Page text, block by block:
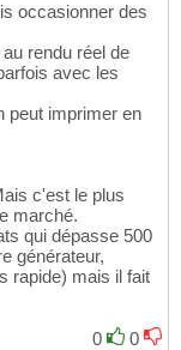
occasionner des
rendu réel de
avec les
peut imprimer en
c'est le plus
marché.
qui dépasse 500
générateur,
rapide) mais il fait
0
0